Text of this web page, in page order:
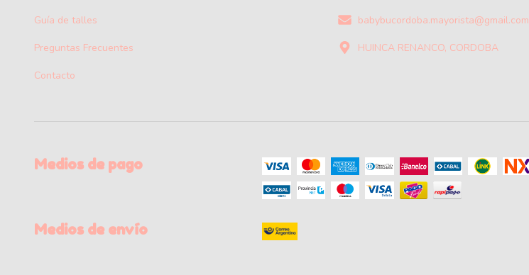
Guía de talles
Preguntas Frecuentes
Contacto
babybucordoba.mayorista@gmail.com
HUINCA RENANCO, CORDOBA
Medios de pago
Medios de envío